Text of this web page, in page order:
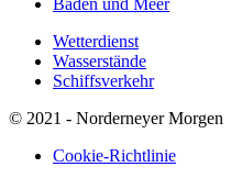
Baden und Meer
Wetterdienst
Wasserstände
Schiffsverkehr
© 2021 - Norderneyer Morgen
Cookie-Richtlinie